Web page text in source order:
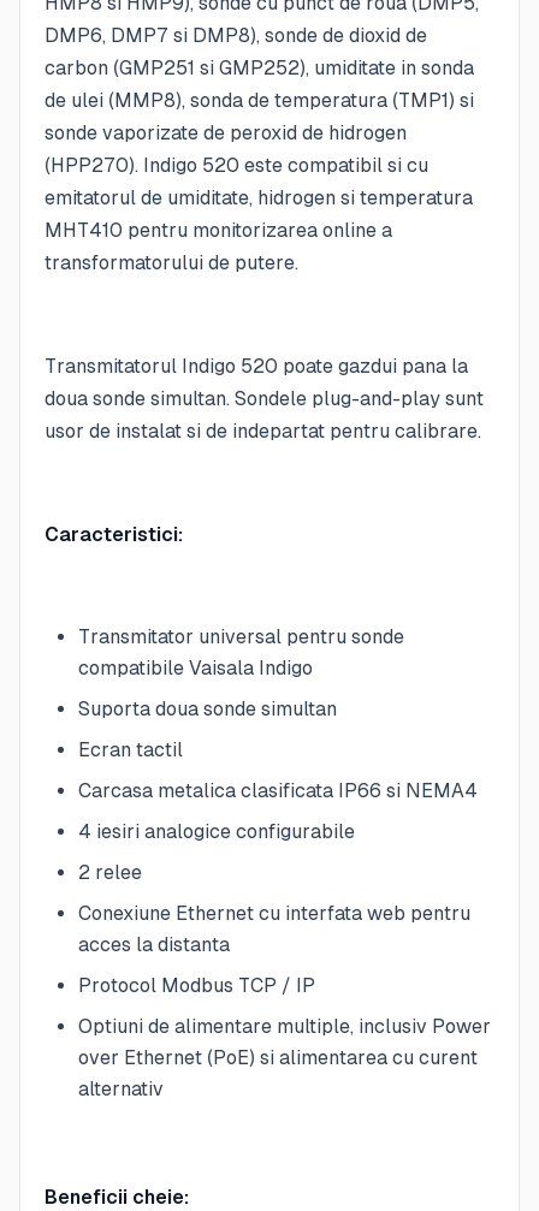
DMP6, DMP7 si DMP8), sonde de dioxid de
carbon (GMP251 si GMP252), umiditate in sonda
de ulei (MMP8), sonda de temperatura (TMP1) si
sonde vaporizate de peroxid de hidrogen
(HPP270). Indigo 520 este compatibil si cu
emitatorul de umiditate, hidrogen si temperatura
MHT410 pentru monitorizarea online a
transformatorului de putere.
Transmitatorul Indigo 520 poate gazdui pana la
doua sonde simultan. Sondele plug-and-play sunt
usor de instalat si de indepartat pentru calibrare.
Caracteristici:
Transmitator universal pentru sonde
compatibile Vaisala Indigo
Suporta doua sonde simultan
Ecran tactil
Carcasa metalica clasificata IP66 si NEMA4
4 iesiri analogice configurabile
2 relee
Conexiune Ethernet cu interfata web pentru
acces la distanta
Protocol Modbus TCP / IP
Optiuni de alimentare multiple, inclusiv Power
over Ethernet (PoE) si alimentarea cu curent
alternativ
Beneficii cheie: